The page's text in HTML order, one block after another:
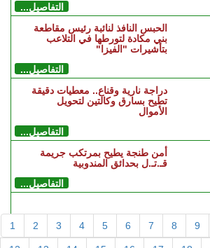
التفاصيل...
الحبس النافذ لنائبة رئيس مقاطعة
بني مكادة لتورطها في التلاعب
بتأشيرات "الفيزا"
التفاصيل...
دراجة نارية وقناع.. معطيات دقيقة
تطيح بسارق وكالتين لتحويل
الأموال
التفاصيل...
أمن طنجة يطيح بمرتكب جريمة
قـ.تـ.ل بحدائق المندوبية
التفاصيل...
1 2 3 4 5 6 7 8 9